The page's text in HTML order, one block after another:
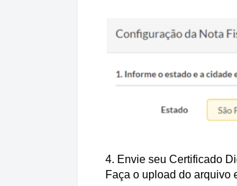
4. Envie seu Certificado
Faça o upload do arquivo